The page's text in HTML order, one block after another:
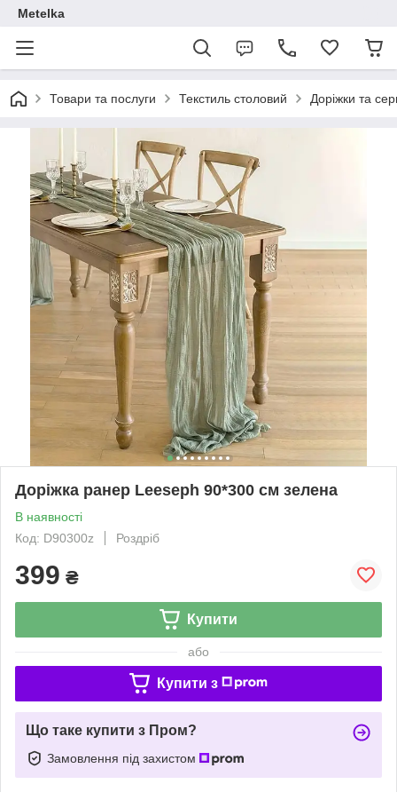
Metelka
Товари та послуги Текстиль столовий Доріжки та
Доріжка ранер Leeseph 90*300 см зелена
В наявності
Код: D90300z
Роздріб
399 ₴
Купити
або
Купити з
Що таке купити з Пром?
Замовлення під захистом